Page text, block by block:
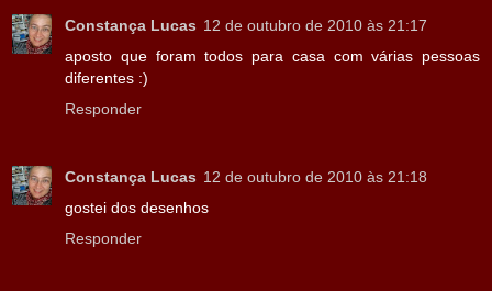
Constança Lucas 12 de outubro de 2010 às 21:17
aposto que foram todos para casa com várias pessoas
diferentes :)
Responder
Constança Lucas 12 de outubro de 2010 às 21:18
gostei dos desenhos
Responder